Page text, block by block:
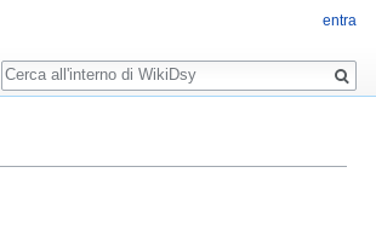
entra
Ricerca